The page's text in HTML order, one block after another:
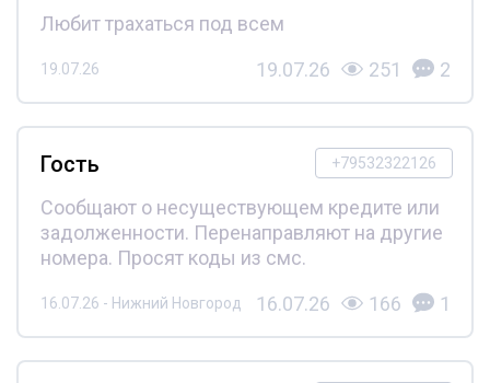
Любит трахаться под всем
19.07.26 19.07.26 251 2
+79532322126
Гость
Сообщают о несуществующем кредите или
задолженности. Перенаправляют на другие
номера. Просят коды из смс.
16.07.26 - Нижний Новгород 16.07.26 166 1